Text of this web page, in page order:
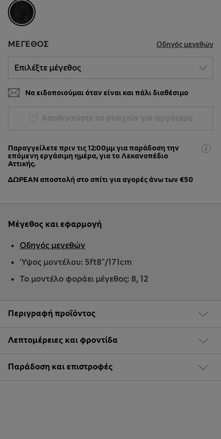
ΜΈΓΕΘΟΣ Οδηγός μεγεθών
Να ειδοποιούμαι όταν είναι και πάλι διαθέσιμο
Αποθηκεύστε το στοιχείο για αργότερα
Παραγγείλετε πριν τις 12:00μμ για παράδοση την
επόμενη εργάσιμη ημέρα, για το Λεκανοπέδιο
Αττικής.
ΔΩΡΕΑΝ αποστολή στο σπίτι για αγορές άνω των €50
Περιγραφή προϊόντος
Λεπτομέρειες και φροντίδα
Παράδοση και επιστροφές
Μέγεθος και εφαρμογή
Ύψος μοντέλου: 5ft8"/171cm
Το μοντέλο φοράει μέγεθος: 8, 12
Οδηγός μεγεθών